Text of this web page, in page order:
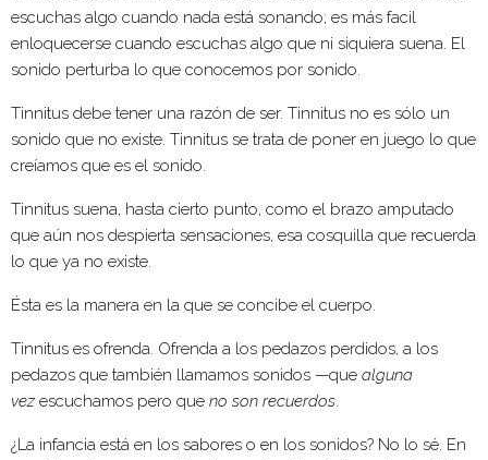
escuchas algo cuando nada está sonando; es más facil
enloquecerse cuando escuchas algo que ni siquiera suena. El
sonido perturba lo que conocemos por sonido.
Tinnitus debe tener una razón de ser. Tinnitus no es sólo un
sonido que no existe. Tinnitus se trata de poner en juego lo que
creíamos que es el sonido.
Tinnitus suena, hasta cierto punto, como el brazo amputado
que aún nos despierta sensaciones, esa cosquilla que recuerda
lo que ya no existe.
Ésta es la manera en la que se concibe el cuerpo.
Tinnitus es ofrenda. Ofrenda a los pedazos perdidos, a los
pedazos que también llamamos sonidos —que alguna
vez escuchamos pero que no son recuerdos.
¿La infancia está en los sabores o en los sonidos? No lo sé. En